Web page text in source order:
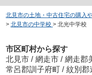
北見市の土地・中古住宅の購入
> 北見市の中学校 > 北光中学校
市区町村から探す
北見市 / 網走市 / 網走郡
常呂郡訓子府町 / 紋別郡